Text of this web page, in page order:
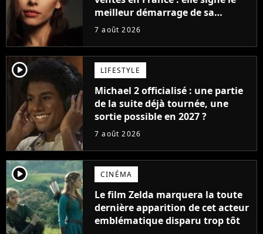
meilleur démarrage de sa
carrière avec son album Petal
7 août 2026
player2 LIFESTYLE
Michael 2 officialisé : une partie
de la suite déjà tournée, une
sortie possible en 2027 ?
7 août 2026
player2 CINÉMA
Le film Zelda marquera la toute
dernière apparition de cet acteur
emblématique disparu trop tôt